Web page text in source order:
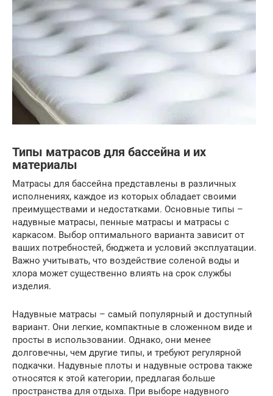
Типы матрасов для бассейна и их
материалы
Матрасы для бассейна представлены в различных
исполнениях, каждое из которых обладает своими
преимуществами и недостатками. Основные типы –
надувные матрасы, пенные матрасы и матрасы с
каркасом. Выбор оптимального варианта зависит от
ваших потребностей, бюджета и условий эксплуатации.
Важно учитывать, что воздействие соленой воды и
хлора может существенно влиять на срок службы
изделия.
Надувные матрасы – самый популярный и доступный
вариант. Они легкие, компактные в сложенном виде и
просты в использовании. Однако, они менее
долговечны, чем другие типы, и требуют регулярной
подкачки. Надувные плоты и надувные острова также
относятся к этой категории, предлагая больше
пространства для отдыха. При выборе надувного